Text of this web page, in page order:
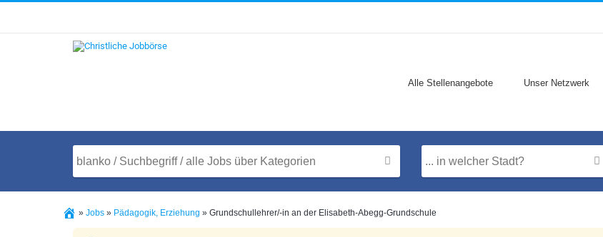
Alle Stellenangebote Unser Netzwerk
» Jobs » Pädagogik, Erziehung » Grundschullehrer/-in an der Elisabeth-Abegg-Grundschule